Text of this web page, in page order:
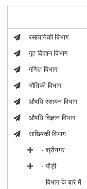
रसायनिकी विभाग
गृह विज्ञान विभाग
गणित विभाग
भौतिकी विभाग
औषधि रसायन विभाग
औषधि विज्ञान विभाग
सांख्यिकी विभाग
- श्रीनगर
- पौड़ी
- विभाग के बारे में